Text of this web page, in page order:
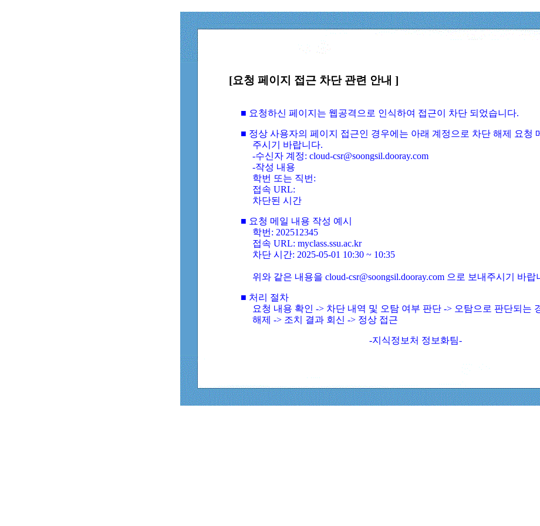
[요청 페이지 접근 차단 관련 안내 ]
■ 요청하신 페이지는 웹공격으로 인식하여 접근이 차단 되었습니다.
■ 정상 사용자의 페이지 접근인 경우에는 아래 계정으로 차단 해제 요청
주시기 바랍니다.
-수신자 계정: cloud-csr@soongsil.dooray.com
-작성 내용
학번 또는 직번:
접속 URL:
차단된 시간
■ 요청 메일 내용 작성 예시
학번: 202512345
접속 URL: myclass.ssu.ac.kr
차단 시간: 2025-05-01 10:30 ~ 10:35
위와 같은 내용을 cloud-csr@soongsil.dooray.com 으로 보내주시기 바랍
■ 처리 절차
요청 내용 확인 -> 차단 내역 및 오탐 여부 판단 -> 오탐으로 판단되는
해제 -> 조치 결과 회신 -> 정상 접근
-지식정보처 정보화팀-